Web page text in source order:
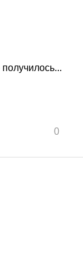
получилось...
0